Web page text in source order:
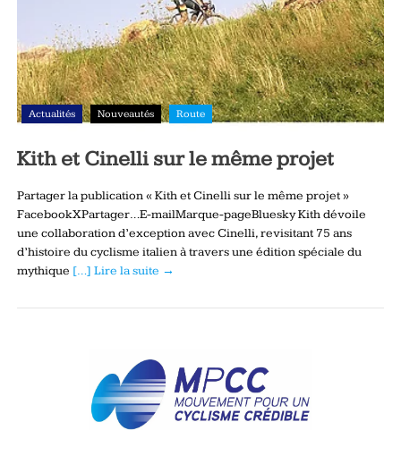
Actualités Nouveautés Route
Kith et Cinelli sur le même projet
Partager la publication « Kith et Cinelli sur le même projet »
FacebookXPartager…E-mailMarque-pageBluesky Kith dévoile
une collaboration d’exception avec Cinelli, revisitant 75 ans
d’histoire du cyclisme italien à travers une édition spéciale du
mythique […] Lire la suite →